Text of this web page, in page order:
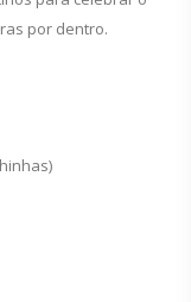
por dentro.